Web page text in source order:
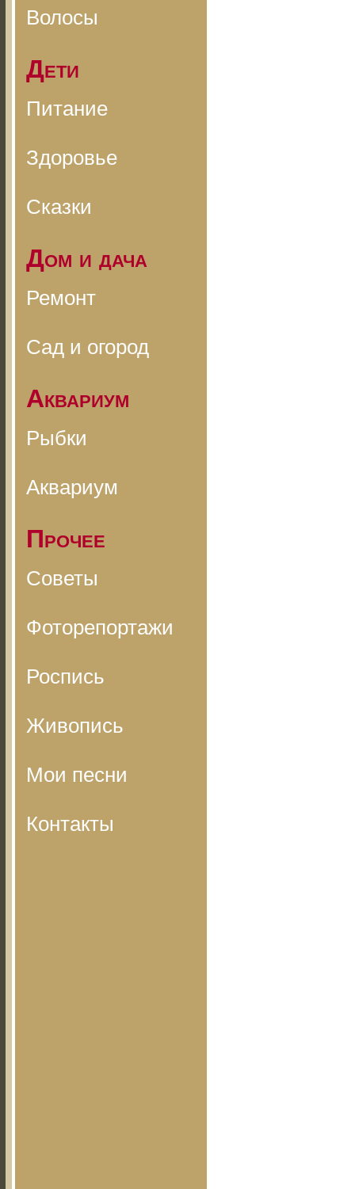
Волосы
Дети
Питание
Здоровье
Сказки
Дом и дача
Ремонт
Сад и огород
Аквариум
Рыбки
Аквариум
Прочее
Советы
Фоторепортажи
Роспись
Живопись
Мои песни
Контакты